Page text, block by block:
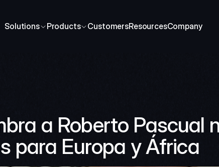
Solutions Products CustomersResourcesCompany
a Roberto Pascual
para Europa y África